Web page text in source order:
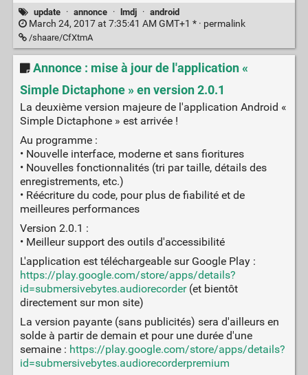
update · annonce · lmdj · android
March 24, 2017 at 7:35:41 AM GMT+1 * · permalink
/shaare/CfXtmA
Annonce : mise à jour de l'application «
Simple Dictaphone » en version 2.0.1
La deuxième version majeure de l'application Android «
Simple Dictaphone » est arrivée !
Au programme :
• Nouvelle interface, moderne et sans fioritures
• Nouvelles fonctionnalités (tri par taille, détails des
enregistrements, etc.)
• Réécriture du code, pour plus de fiabilité et de
meilleures performances
Version 2.0.1 :
• Meilleur support des outils d'accessibilité
L'application est téléchargeable sur Google Play :
https://play.google.com/store/apps/details?
id=submersivebytes.audiorecorder(et bientôt
directement sur mon site)
La version payante (sans publicités) sera d'ailleurs en
solde à partir de demain et pour une durée d'une
semaine : https://play.google.com/store/apps/details?
id=submersivebytes.audiorecorderpremium